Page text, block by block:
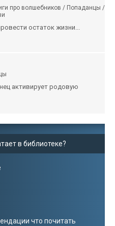
про волшебников / Попаданцы /
остаток жизни...
активирует родовую
в библиотеке?
что почитать